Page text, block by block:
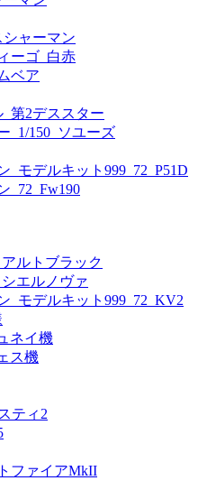
ャーマン
ーゴ_白赤
ベア
第2デススター
_1/150_ソユーズ
_モデルキット999_72_P51D
_72_Fw190
ルトブラック
エルノヴァ
_モデルキット999_72_KV2
ネイ機
ス機
ティ2
ファイアMkII